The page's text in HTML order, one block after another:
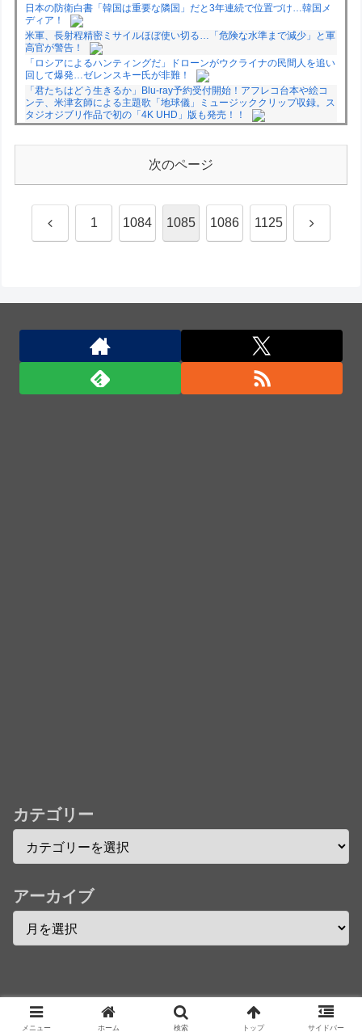
日本の防衛白書「韓国は重要な隣国」だと3年連続で位置づけ…韓国メ
ディア！
米軍、長射程精密ミサイルほぼ使い切る…「危険な水準まで減少」と軍
高官が警告！
「ロシアによるハンティングだ」ドローンがウクライナの民間人を追い
回して爆発…ゼレンスキー氏が非難！
「君たちはどう生きるか」Blu-ray予約受付開始！アフレコ台本や絵コ
ンテ、米津玄師による主題歌「地球儀」ミュージッククリップ収録。ス
タジオジブリ作品で初の「4K UHD」版も発売！！
【しばらく固定記事です】
★【ワートリ】今月第241話「遠征選抜試験㊲」第242話「遠征選抜試
験㊳」【コメント欄まとめます】【しばらく固定記事です】
★【ワートリ】風間隊3人≒忍田単騎くらいのイメージかな
次のページ
前 1 1084 1085 1086 1125 次
カテゴリー
アーカイブ
Copyright © 2016 へんそく！ All Rights Reserved.
メニュー ホーム 検索 トップ サイドバー